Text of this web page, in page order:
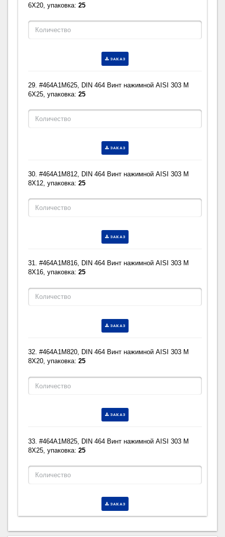
6X20, упаковка:25
ЗАКАЗ
29. #464A1M625, DIN 464 Винт нажимной AISI 303 M
6X25, упаковка:25
ЗАКАЗ
30. #464A1M812, DIN 464 Винт нажимной AISI 303 M
8X12, упаковка:25
ЗАКАЗ
31. #464A1M816, DIN 464 Винт нажимной AISI 303 M
8X16, упаковка:25
ЗАКАЗ
32. #464A1M820, DIN 464 Винт нажимной AISI 303 M
8X20, упаковка:25
ЗАКАЗ
33. #464A1M825, DIN 464 Винт нажимной AISI 303 M
8X25, упаковка:25
ЗАКАЗ